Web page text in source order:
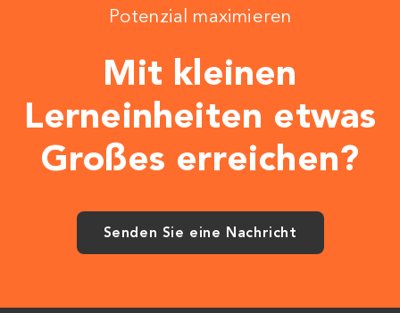
Potenzial maximieren
Mit kleinen
Lerneinheiten etwas
Großes erreichen?
Senden Sie eine Nachricht